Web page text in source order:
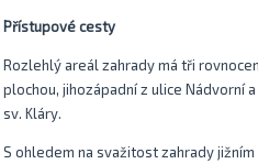
Přístupové cesty
Rozlehlý areál zahrady má tři
plochou, jihozápadní z ulice Nádvorní
sv. Kláry.
S ohledem na svažitost zahrady